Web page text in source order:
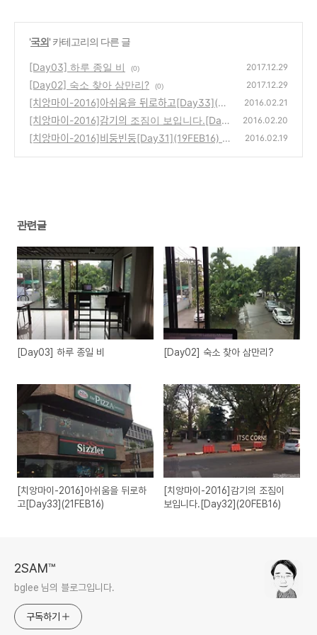
'국외' 카테고리의 다른 글
[Day03] 하루 종일 비 (0) 2017.12.29
[Day02] 숙소 찾아 삼만리? (0) 2017.12.29
[치앙마이-2016]아쉬움을 뒤로하고[Day33](21
FEB16)
(1)
2016.02.21
[치앙마이-2016]감기의 조짐이 보입니다.[Day
32](20FEB16)
(1)
2016.02.20
[치앙마이-2016]비둥빈둥[Day31](19FEB16) 2016.02.19
관련글
[Day03] 하루 종일 비 [Day02] 숙소 찾아 삼만리?
[치앙마이-2016]아쉬움을 뒤로하
고[Day33](21FEB16)
[치앙마이-2016]감기의 조짐이
보입니다.[Day32](20FEB16)
2SAM™
bglee 님의 블로그입니다.
구독하기